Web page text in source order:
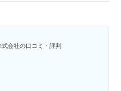
会社の口コミ・評判